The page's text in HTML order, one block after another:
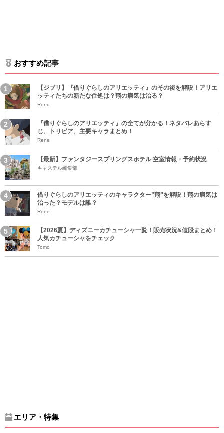
おすすめ記事
【ジブリ】『借りぐらしのアリエッティ』のその後を解説！アリエ
ッティたちの新たな住処は？翔の病気は治る？
Rene
『借りぐらしのアリエッティ』の全てが分かる！ネタバレあらす
じ、トリビア、主要キャラまとめ！
Rene
【最新】ファンタジースプリングスホテル 空室情報・予約状況
キャステル編集部
借りぐらしのアリエッティのキャラクター”翔”を解説！翔の病気は
治った？モデルは誰？
Rene
【2026夏】ディズニーカチューシャ一覧！販売状況&値段まとめ！
人気カチューシャをチェック
Tomo
エリア・特集